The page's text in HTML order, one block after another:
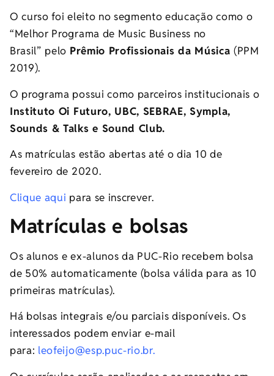
O curso foi eleito no segmento educação como o
“Melhor Programa de Music Business no
Brasil” pelo Prêmio Profissionais da Música (PPM
2019).
O programa possui como parceiros institucionais o
Instituto Oi Futuro, UBC, SEBRAE, Sympla,
Sounds & Talks e Sound Club.
As matrículas estão abertas até o dia 10 de
fevereiro de 2020.
Clique aqui para se inscrever.
Matrículas e bolsas
Os alunos e ex-alunos da PUC-Rio recebem bolsa
de 50% automaticamente (bolsa válida para as 10
primeiras matrículas).
Há bolsas integrais e/ou parciais disponíveis. Os
interessados podem enviar e-mail
para: leofeijo@esp.puc-rio.br.